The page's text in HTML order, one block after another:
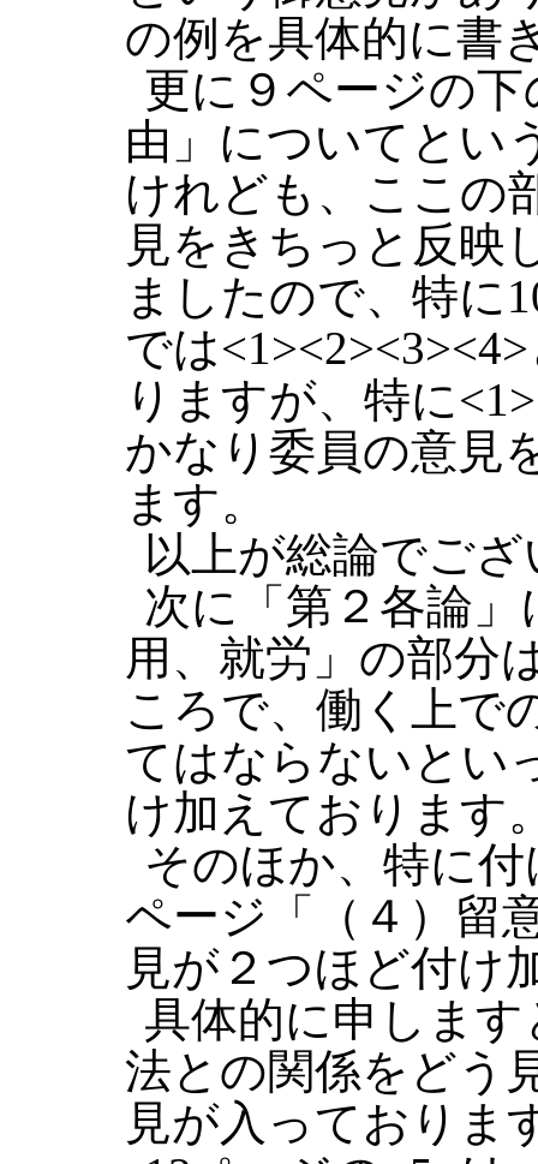
の例を具体的に書
更に９ページの
由」についてとい
けれども、ここの
見をきちっと反映
ましたので、特に
では
りますが、特に
かなり委員の意見
ます。
以上が総論でご
次に「第２各論
用、就労」の部分
ころで、働く上で
てはならないとい
け加えております
そのほか、特に
ページ「（４）留
見が２つほど付け
具体的に申しま
法との関係をどう
見が入っておりま